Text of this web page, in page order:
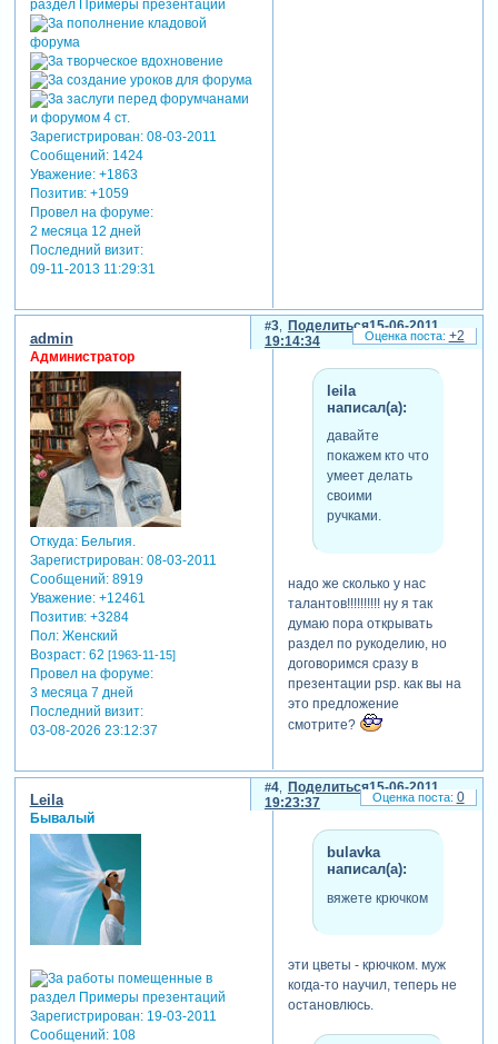
Зарегистрирован: 08-03-2011
Сообщений:1424
Уважение: +1863
Позитив: +1059
Провел на форуме:
2 месяца 12 дней
Последний визит:
09-11-2013 11:29:31
Поделиться
3
15-06-2011
19:14:34
admin
Администратор
Откуда:Бельгия.
Зарегистрирован: 08-03-2011
Сообщений:8919
Уважение: +12461
Позитив: +3284
Пол:Женский
Возраст:62 [1963-11-15]
Провел на форуме:
3 месяца 7 дней
Последний визит:
03-08-2026 23:12:37
leila
написал(а):
давайте
покажем кто что
умеет делать
своими
ручками.
надо же сколько у нас
талантов!!!!!!!!!! ну я так
думаю пора открывать
раздел по рукоделию, но
договоримся сразу в
презентации psp. как вы на
это предложение
смотрите?
+2
Поделиться
4
15-06-2011
19:23:37
Leila
Бывалый
Зарегистрирован: 19-03-2011
Сообщений:108
bulavka
написал(а):
вяжете крючком
эти цветы - крючком. муж
когда-то научил, теперь не
остановлюсь.
0